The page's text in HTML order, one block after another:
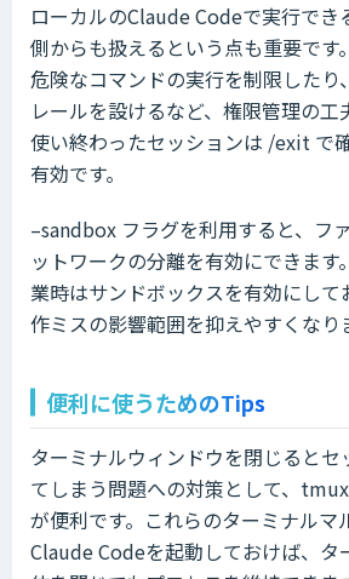
ローカルのClaude Codeで実行でき
側からも扱えるという点も重要で
危険なコマンドの実行を制限したり
レールを設けるなど、権限管理の工
使い終わったセッションは /exit で
有効です。
–sandbox フラグを利用すると、フ
ットワークの分離を有効にできま
業時はサンドボックスを有効にして
作ミスの影響範囲を抑えやすくなり
便利に使うためのTips
ターミナルウィンドウを閉じるとセ
てしまう問題への対策として、
が便利です。これらのターミナルマ
Claude Codeを起動しておけば、タ